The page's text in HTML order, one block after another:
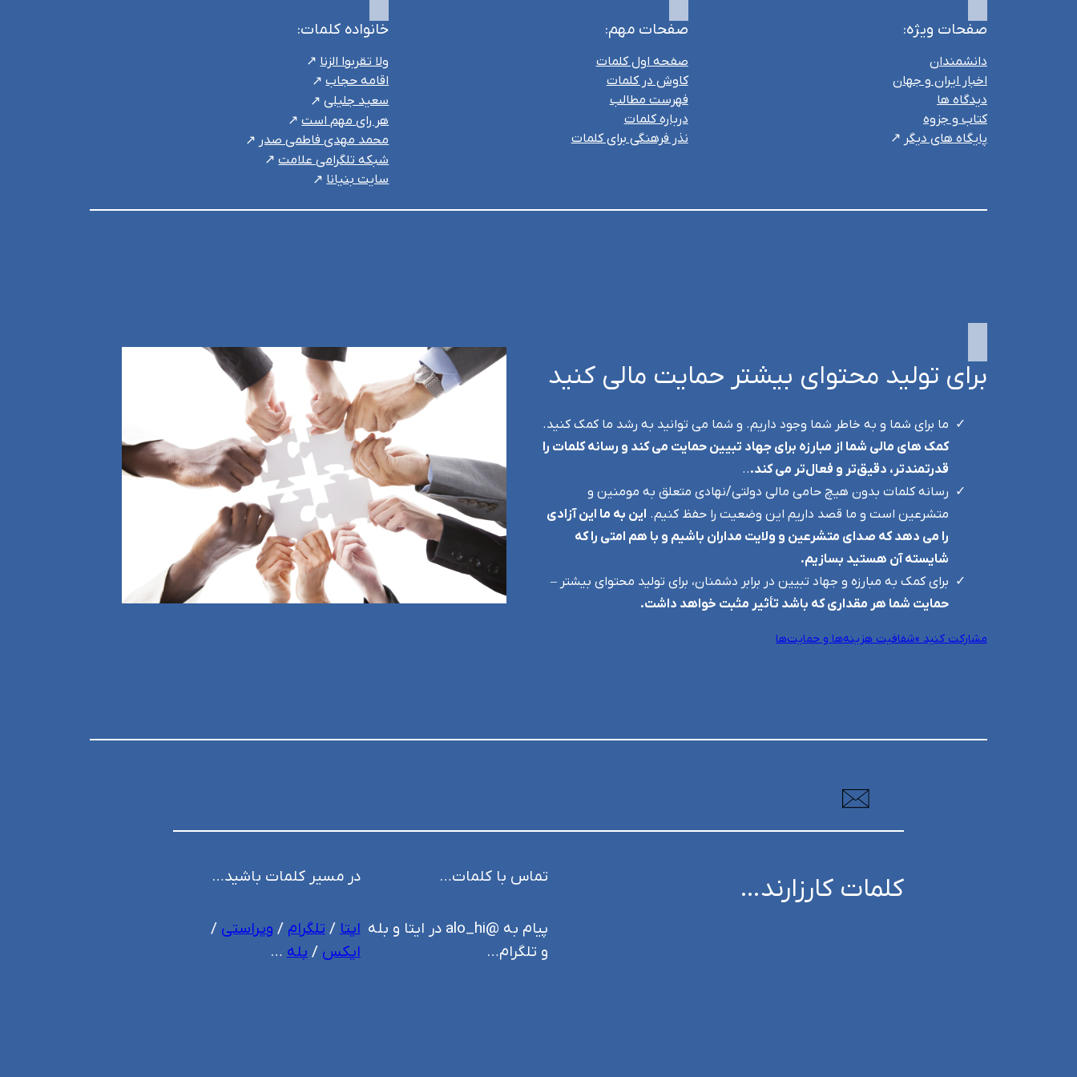
صفحات ویژه:
دانشمندان
اخبار ایران و جهان
دیدگاه ها
کتاب و جزوه
پایگاه های دیگر
صفحات مهم:
صفحه اول کلمات
کاوش در کلمات
فهرست مطالب
درباره کلمات
نذر فرهنگی برای کلمات
خانواده کلمات:
ولا تقربوا الزنا
اقامه حجاب
سعید جلیلی
هر رای مهم است
محمد مهدی فاطمی صدر
شبکه تلگرامی علامت
سایت بنیانا
برای تولید محتوای بیشتر حمایت مالی کنید
ما برای شما و به خاطر شما وجود داریم. و شما می توانید به رشد ما کمک کنید.
کمک های مالی شما از مبارزه برای جهاد تبیین حمایت می کند و رسانه کلمات را
قدرتمندتر، دقیق‌تر و فعال‌تر می کند...
رسانه کلمات بدون هیچ حامی مالی دولتی/نهادی متعلق به مومنین و
متشرعین است و ما قصد داریم این وضعیت را حفظ کنیم. این به ما این آزادی
را می دهد که صدای متشرعین و ولایت مداران باشیم و با هم امتی را که
شایسته آن هستید بسازیم.
برای کمک به مبارزه و جهاد تبیین در برابر دشمنان، برای تولید محتوای بیشتر –
حمایت شما هر مقداری که باشد تأثیر مثبت خواهد داشت.
مشارکت کنید »شفافیت هزینه‌ها و حمایت‌ها
کلمات کارزارند… تماس با کلمات…
پیام به @alo_hi در ایتا و بله
و تلگرام…
در مسیر کلمات باشید…
ایتا /تلگرام / ویراستی /
ایکس /بله …